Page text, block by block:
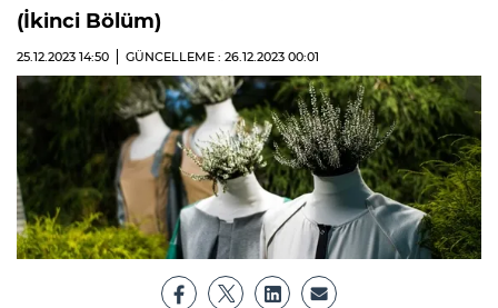
(İkinci Bölüm)
25.12.2023 14:50 GÜNCELLEME : 26.12.2023 00:01